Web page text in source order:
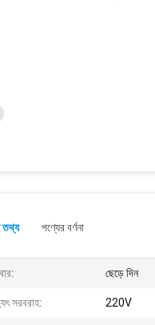
তথ্য পণ্যের বর্ণনা
ছেড়ে দিন
সরবরাহ: 220V